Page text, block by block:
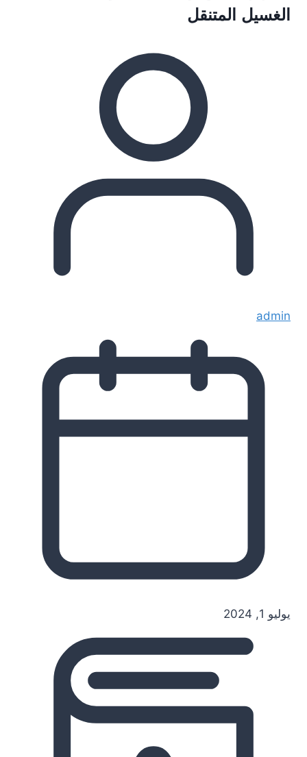
الغسيل المتنقل
admin
يوليو 1, 2024